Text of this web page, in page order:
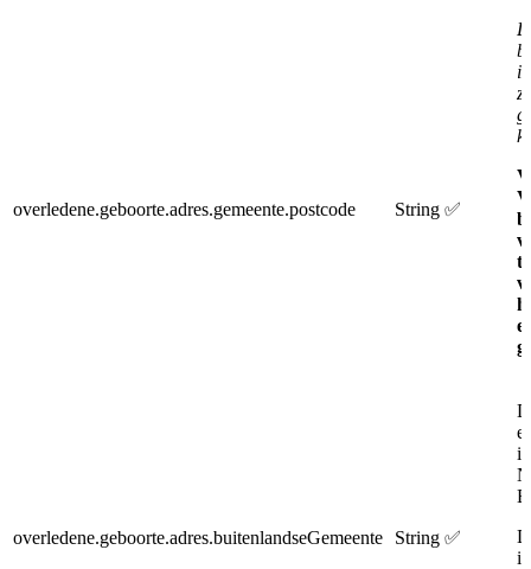
overledene.geboorte.adres.gemeente.postcode String ✅
overledene.geboorte.adres.buitenlandseGemeente String ✅